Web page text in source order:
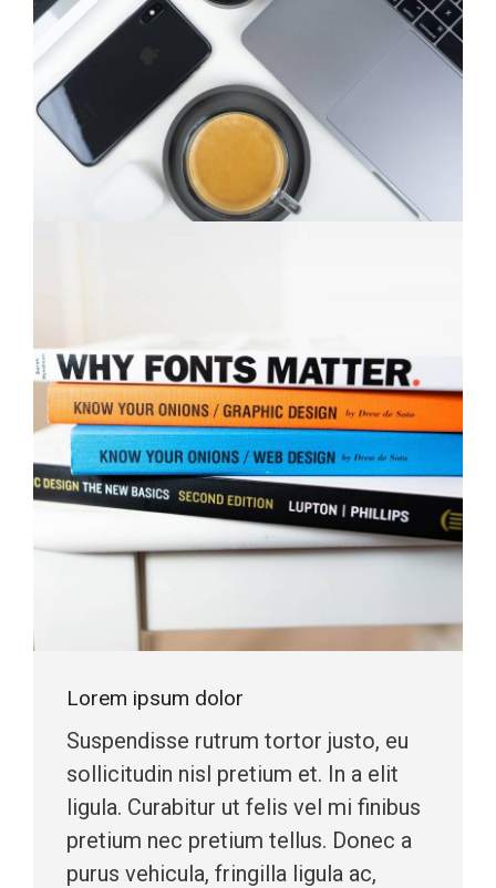
Lorem ipsum dolor
Suspendisse rutrum tortor justo, eu
sollicitudin nisl pretium et. In a elit
ligula. Curabitur ut felis vel mi finibus
pretium nec pretium tellus. Donec a
purus vehicula, fringilla ligula ac,